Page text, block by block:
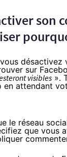
son
sur
visibles ».
en attendant
le réseau
que vous